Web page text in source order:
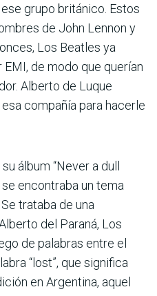
grupo británico. Estos
de John Lennon y
Los Beatles ya
de modo que querían
Alberto de Luque
compañía para hacerle
álbum “Never a dull
encontraba un tema
trataba de una
del Paraná, Los
de palabras entre el
“lost”, que significa
en Argentina, aquel